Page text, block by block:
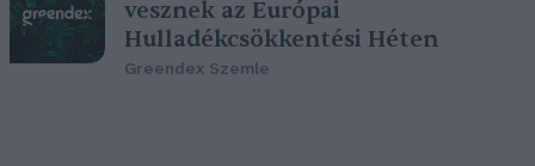
vesznek az Európai
Hulladékcsökkentési Héten
Greendex Szemle